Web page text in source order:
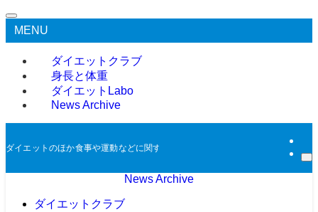
MENU
ダイエットクラブ
身長と体重
ダイエットLabo
News Archive
ダイエットのほか食事や運動などに関する過去のニュースをアーカイブとして
News Archive
ダイエットクラブ